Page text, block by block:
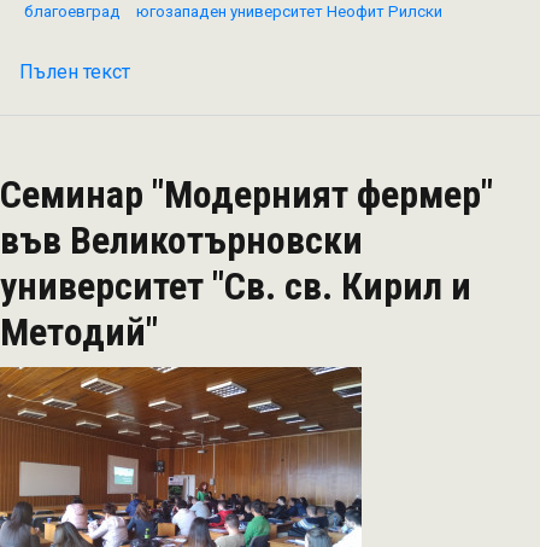
благоевград
югозападен университет Неофит Рилски
Пълен текст
фермер",
Югозападен
университет
"Неофит
Рилски"
Благоевград
Семинар "Модерният фермер"
във Великотърновски
университет "Св. св. Кирил и
Методий"